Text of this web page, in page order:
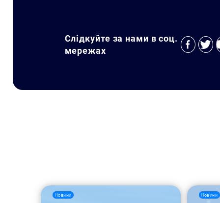
Слідкуйте за нами в соц.
мережах
Новини Новини